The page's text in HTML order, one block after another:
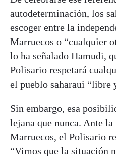
autodeterminación, los
escoger entre la
Marruecos o “cualquier
lo ha señalado Hamudi,
Polisario respetará
el pueblo saharaui “libre
Sin embargo, esa
lejana que nunca. Ante
Marruecos, el Polisario
“Vimos que la situación